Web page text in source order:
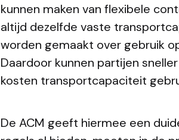
kunnen maken van flexibele
altijd dezelfde vaste
worden gemaakt over gebruik
Daardoor kunnen partijen
kosten transportcapaciteit
De ACM geeft hiermee een